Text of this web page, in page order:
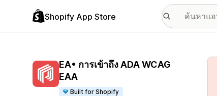
Shopify App Store
EA• การเข้าถึง ADA WCAG
EAA
Built for Shopify
แ